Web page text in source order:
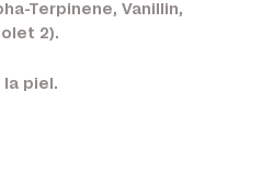
Terpinene, Vanillin,
2).
piel.